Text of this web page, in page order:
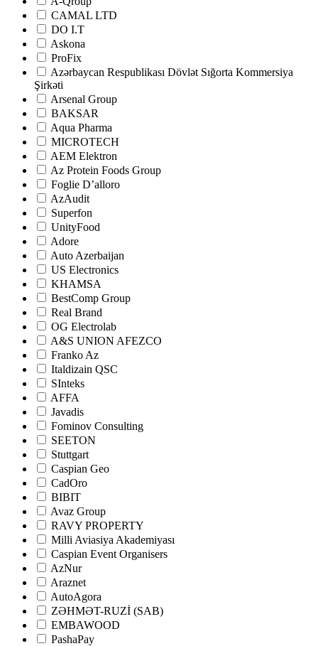
CAMAL LTD
DO I.T
Askona
ProFix
Azərbaycan Respublikası Dövlət Sığorta Kommersiya
Şirkəti
Arsenal Group
BAKSAR
Aqua Pharma
MICROTECH
AEM Elektron
Az Protein Foods Group
Foglie D’alloro
AzAudit
Superfon
UnityFood
Adore
Auto Azerbaijan
US Electronics
KHAMSA
BestComp Group
Real Brand
OG Electrolab
A&S UNION AFEZCO
Franko Az
Italdizain QSC
SInteks
AFFA
Javadis
Fominov Consulting
SEETON
Stuttgart
Caspian Geo
CadOro
BIBIT
Avaz Group
RAVY PROPERTY
Milli Aviasiya Akademiyası
Caspian Event Organisers
AzNur
Araznet
AutoAgora
ZƏHMƏT-RUZİ (SAB)
EMBAWOOD
PashaPay